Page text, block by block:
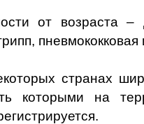
от возраста –
странах
которыми на